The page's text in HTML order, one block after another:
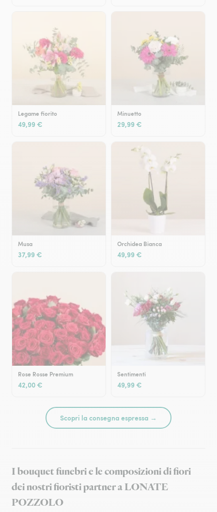
Legame fiorito
49,99 €
Minuetto
29,99 €
Musa
37,99 €
Orchidea Bianca
49,99 €
Rose Rosse Premium
42,00 €
Sentimenti
49,99 €
Scopri la consegna espressa →
I bouquet funebri e le composizioni di fiori
dei nostri fioristi partner a LONATE
POZZOLO